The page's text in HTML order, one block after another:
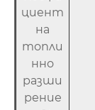
циент
на
топли
нно
разши
рение